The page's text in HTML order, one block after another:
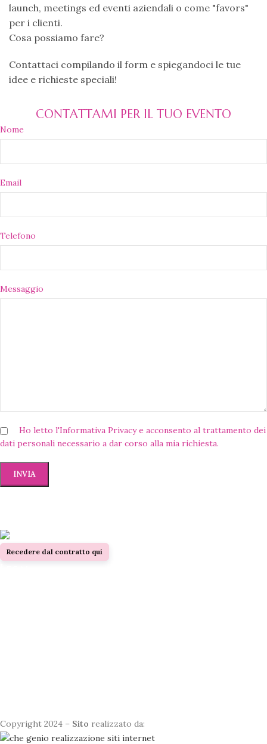
launch, meetings ed eventi aziendali o come "favors"
per i clienti.
Cosa possiamo fare?
Contattaci compilando il form e spiegandoci le tue
idee e richieste speciali!
CONTATTAMI PER IL TUO EVENTO
Nome
Email
Telefono
Messaggio
Ho letto l'Informativa Privacye acconsento al trattamento dei
dati personali necessario a dar corso alla mia richiesta.
Recedere dal contratto qui
Copyright 2024 – Sito realizzato da: